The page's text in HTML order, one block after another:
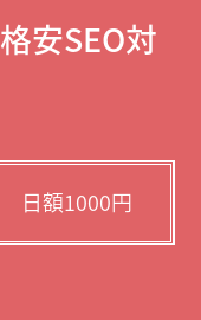
格安SEO対
日額1000円